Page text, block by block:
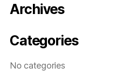
Archives
Categories
No categories